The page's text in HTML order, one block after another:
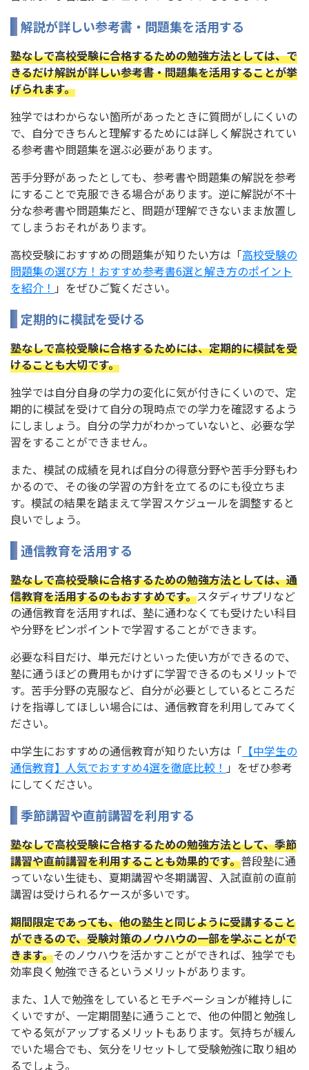
解説が詳しい参考書・問題集を活用する
塾なしで高校受験に合格するための勉強方法としては、で
きるだけ解説が詳しい参考書・問題集を活用することが挙
げられます。
独学ではわからない箇所があったときに質問がしにくいの
で、自分できちんと理解するためには詳しく解説されてい
る参考書や問題集を選ぶ必要があります。
苦手分野があったとしても、参考書や問題集の解説を参考
にすることで克服できる場合があります。逆に解説が不十
分な参考書や問題集だと、問題が理解できないまま放置し
てしまうおそれがあります。
高校受験におすすめの問題集が知りたい方は「高校受験の
問題集の選び方！おすすめ参考書6選と解き方のポイント
を紹介！ 」をぜひご覧ください。
定期的に模試を受ける
塾なしで高校受験に合格するためには、定期的に模試を受
けることも大切です。
独学では自分自身の学力の変化に気が付きにくいので、定
期的に模試を受けて自分の現時点での学力を確認するよう
にしましょう。自分の学力がわかっていないと、必要な学
習をすることができません。
また、模試の成績を見れば自分の得意分野や苦手分野もわ
かるので、その後の学習の方針を立てるのにも役立ちま
す。模試の結果を踏まえて学習スケジュールを調整すると
良いでしょう。
通信教育を活用する
塾なしで高校受験に合格するための勉強方法としては、通
信教育を活用するのもおすすめです。スタディサプリなど
の通信教育を活用すれば、塾に通わなくても受けたい科目
や分野をピンポイントで学習することができます。
必要な科目だけ、単元だけといった使い方ができるので、
塾に通うほどの費用もかけずに学習できるのもメリットで
す。苦手分野の克服など、自分が必要としているところだ
けを指導してほしい場合には、通信教育を利用してみてく
ださい。
中学生におすすめの通信教育が知りたい方は「 【中学生の
通信教育】人気でおすすめ4選を徹底比較！ 」をぜひ参考
にしてください。
季節講習や直前講習を利用する
塾なしで高校受験に合格するための勉強方法として、季節
講習や直前講習を利用することも効果的です。普段塾に通
っていない生徒も、夏期講習や冬期講習、入試直前の直前
講習は受けられるケースが多いです。
期間限定であっても、他の塾生と同じように受講すること
ができるので、受験対策のノウハウの一部を学ぶことがで
きます。そのノウハウを活かすことができれば、独学でも
効率良く勉強できるというメリットがあります。
また、1人で勉強をしているとモチベーションが維持しに
くいですが、一定期間塾に通うことで、他の仲間と勉強し
てやる気がアップするメリットもあります。気持ちが緩ん
でいた場合でも、気分をリセットして受験勉強に取り組め
るでしょう。